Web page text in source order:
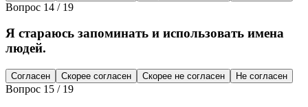
Вопрос 14 / 19
Я стараюсь запоминать и использовать имена
людей.
Согласен Скорее согласен Скорее не согласен Не согласен
Вопрос 15 / 19